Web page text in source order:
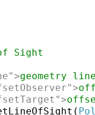
Sight
>geometry
>
>